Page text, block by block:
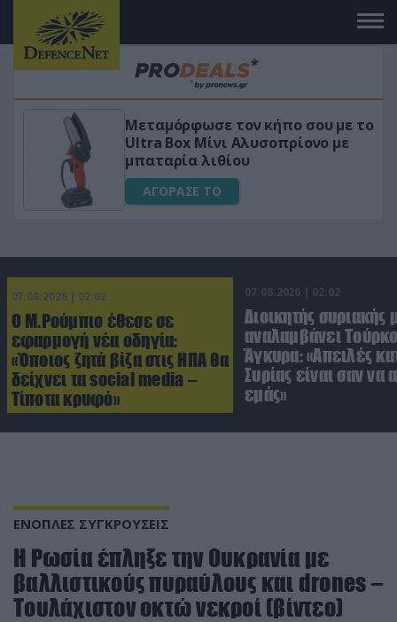
Μεταμόρφωσε τον κήπο σου με το
Ultra Box Μίνι Αλυσοπρίονο με
μπαταρία λιθίου
ΑΓΟΡΑΣΕ ΤΟ
07.08.2026 | 02:02
Ο Μ.Ρούμπιο έθεσε σε
εφαρμογή νέα οδηγία:
«Όποιος ζητά βίζα στις ΗΠΑ θα
δείχνει τα social media –
Τίποτα κρυφό»
07.08.2026 | 02:02
Διοικητής συριακής
αναλαμβάνει
Άγκυρα: «Απειλές
Συρίας είναι σαν να
εμάς»
ΕΝΟΠΛΕΣ ΣΥΓΚΡΟΥΣΕΙΣ
Η Ρωσία έπληξε την Ουκρανία με
βαλλιστικούς πυραύλους και drones –
Τουλάχιστον οκτώ νεκροί (βίντεο)